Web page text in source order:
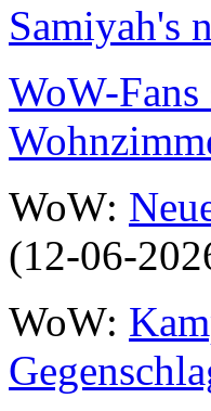
Samiyah's
WoW-
WoW:
(12-06-
WoW: